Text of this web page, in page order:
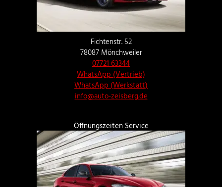
Fichtenstr. 52
78087 Mönchweiler
07721 63344
WhatsApp (Vertrieb)
WhatsApp (Werkstatt)
info@auto-zeisberg.de
Öffnungszeiten Service